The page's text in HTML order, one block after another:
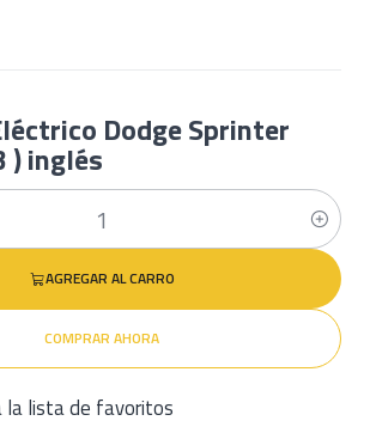
Dodge Sprinter
) inglés
AGREGAR AL CARRO
COMPRAR AHORA
la lista de favoritos